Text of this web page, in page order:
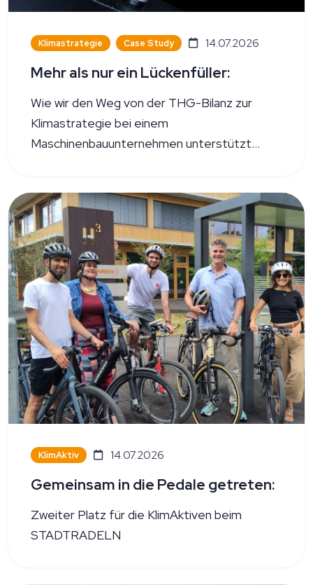
Klimastrategie Case Study 14.07.2026
Mehr als nur ein Lückenfüller:
Wie wir den Weg von der THG-Bilanz zur
Klimastrategie bei einem
Maschinenbauunternehmen unterstützt
KlimAktiv 14.07.2026
Gemeinsam in die Pedale getreten:
Zweiter Platz für die KlimAktiven beim
STADTRADELN